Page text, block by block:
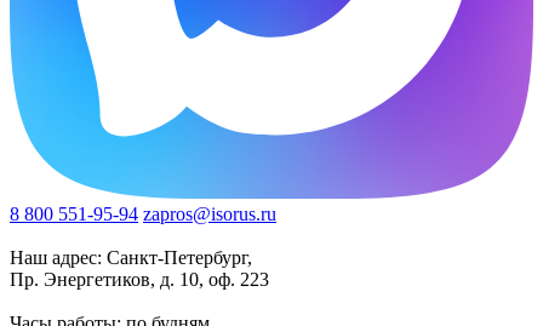
8 800 551-95-94 zapros@isorus.ru
Наш адрес: Санкт-Петербург,
Пр. Энергетиков, д. 10, оф. 223